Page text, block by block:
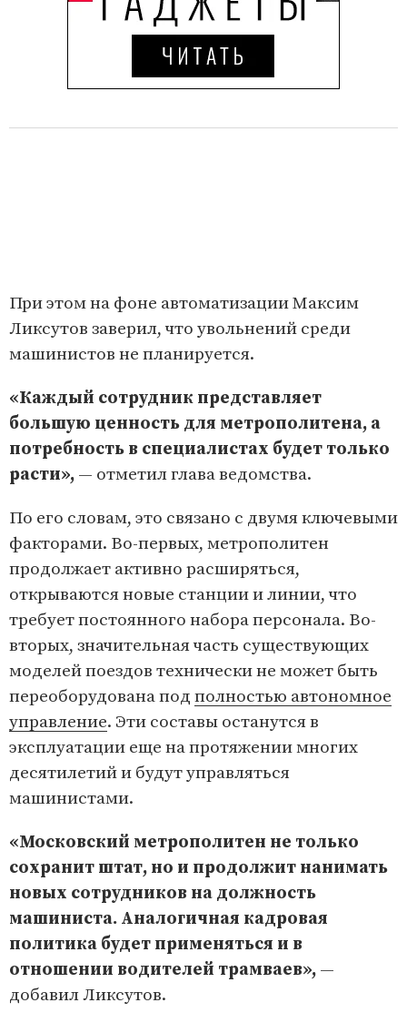
При этом на фоне автоматизации Максим
Ликсутов заверил, что увольнений среди
машинистов не планируется.
«Каждый сотрудник представляет
большую ценность для метрополитена, а
потребность в специалистах будет только
расти», — отметил глава ведомства.
По его словам, это связано с двумя ключевыми
факторами. Во-первых, метрополитен
продолжает активно расширяться,
открываются новые станции и линии, что
требует постоянного набора персонала. Во-
вторых, значительная часть существующих
моделей поездов технически не может быть
переоборудована под полностью автономное
управление. Эти составы останутся в
эксплуатации еще на протяжении многих
десятилетий и будут управляться
машинистами.
«Московский метрополитен не только
сохранит штат, но и продолжит нанимать
новых сотрудников на должность
машиниста. Аналогичная кадровая
политика будет применяться и в
отношении водителей трамваев», —
добавил Ликсутов.